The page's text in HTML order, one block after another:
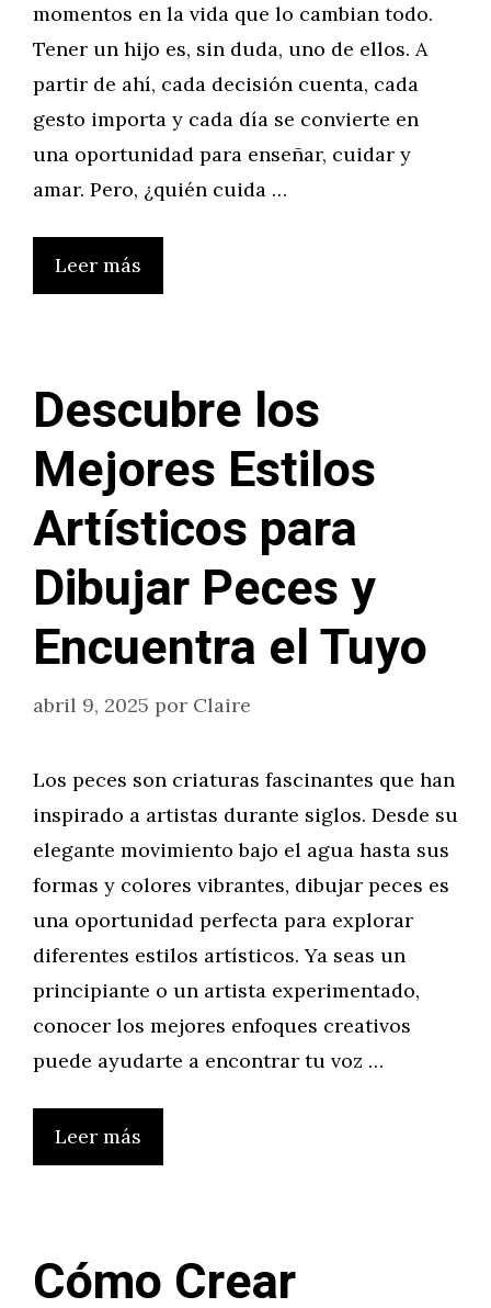
momentos en la vida que lo cambian todo.
Tener un hijo es, sin duda, uno de ellos. A
partir de ahí, cada decisión cuenta, cada
gesto importa y cada día se convierte en
una oportunidad para enseñar, cuidar y
amar. Pero, ¿quién cuida …
Leer más
Descubre los
Mejores Estilos
Artísticos para
Dibujar Peces y
Encuentra el Tuyo
abril 9, 2025 por Claire
Los peces son criaturas fascinantes que han
inspirado a artistas durante siglos. Desde su
elegante movimiento bajo el agua hasta sus
formas y colores vibrantes, dibujar peces es
una oportunidad perfecta para explorar
diferentes estilos artísticos. Ya seas un
principiante o un artista experimentado,
conocer los mejores enfoques creativos
puede ayudarte a encontrar tu voz …
Leer más
Cómo Crear